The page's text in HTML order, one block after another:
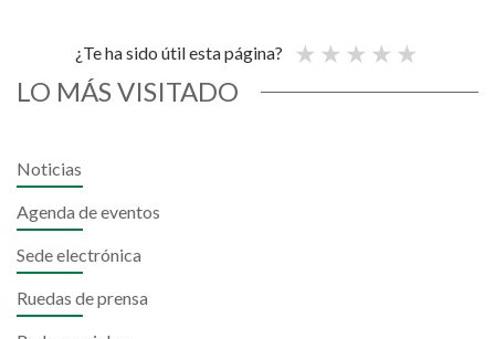
¿Te ha sido útil esta página?
LO MÁS VISITADO
Noticias
Agenda de eventos
Sede electrónica
Ruedas de prensa